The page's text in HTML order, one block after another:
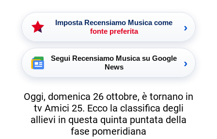
Imposta Recensiamo Musica come
fonte preferita
›
Segui Recensiamo Musica su Google
News
›
Oggi, domenica 26 ottobre, è tornano in
tv Amici 25. Ecco la classifica degli
allievi in questa quinta puntata della
fase pomeridiana